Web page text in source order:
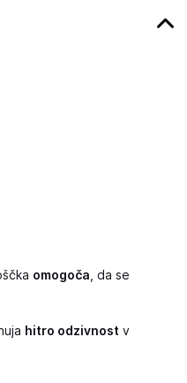
omogoča , da se
hitro odzivnost v